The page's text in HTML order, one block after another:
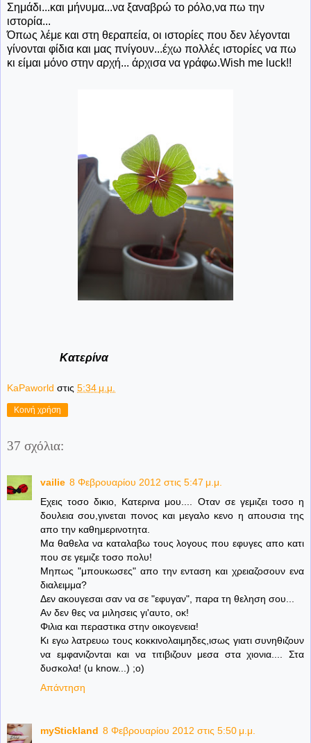
Σημάδι...και μήνυμα...να ξαναβρώ το ρόλο,να πω την
ιστορία...
Όπως λέμε και στη θεραπεία, οι ιστορίες που δεν λέγονται
γίνονται φίδια και μας πνίγουν...έχω πολλές ιστορίες να πω
κι είμαι μόνο στην αρχή... άρχισα να γράφω.Wish me luck!!
Κατερίνα
KaPaworld στις 5:34 μ.μ.
Κοινή χρήση
37 σχόλια:
vailie 8 Φεβρουαρίου 2012 στις 5:47 μ.μ.
Εχεις τοσο δικιο, Κατερινα μου.... Οταν σε γεμιζει τοσο η
δουλεια σου,γινεται πονος και μεγαλο κενο η απουσια της
απο την καθημερινοτητα.
Μα θαθελα να καταλαβω τους λογους που εφυγες απο κατι
που σε γεμιζε τοσο πολυ!
Μηπως "μπουκωσες" απο την ενταση και χρειαζοσουν ενα
διαλειμμα?
Δεν ακουγεσαι σαν να σε "εφυγαν", παρα τη θεληση σου...
Αν δεν θες να μιλησεις γι'αυτο, οκ!
Φιλια και περαστικα στην οικογενεια!
Κι εγω λατρευω τους κοκκινολαιμηδες,ισως γιατι συνηθιζουν
να εμφανιζονται και να τιτιβιζουν μεσα στα χιονια.... Στα
δυσκολα! (u know...) ;o)
Απάντηση
myStickland 8 Φεβρουαρίου 2012 στις 5:50 μ.μ.